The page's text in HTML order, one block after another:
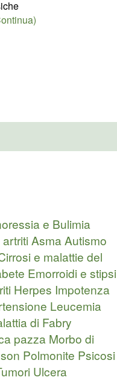
e Bulimia
AsmaAutismo
e malattie del
Emorroidi e stipsi
Herpes Impotenza
Leucemia
di Fabry
pazza Morbo di
Polmonite Psicosi
Ulcera